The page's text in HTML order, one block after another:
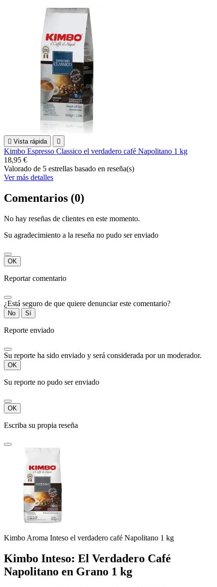
 Vista rápida 
Kimbo Espresso Classico el verdadero café Napolitano 1 kg
18,95 €
Valorado de 5 estrellas basado en reseña(s)
Ver más detalles
Comentarios (0)
No hay reseñas de clientes en este momento.
Su agradecimiento a la reseña no pudo ser enviado
OK
Reportar comentario
¿Está seguro de que quiere denunciar este comentario?
No Sí
Reporte enviado
Su reporte ha sido enviado y será considerada por un moderador.
OK
Su reporte no pudo ser enviado
OK
Escriba su propia reseña
Kimbo Aroma Inteso el verdadero café Napolitano 1 kg
Kimbo Inteso: El Verdadero Café
Napolitano en Grano 1 kg